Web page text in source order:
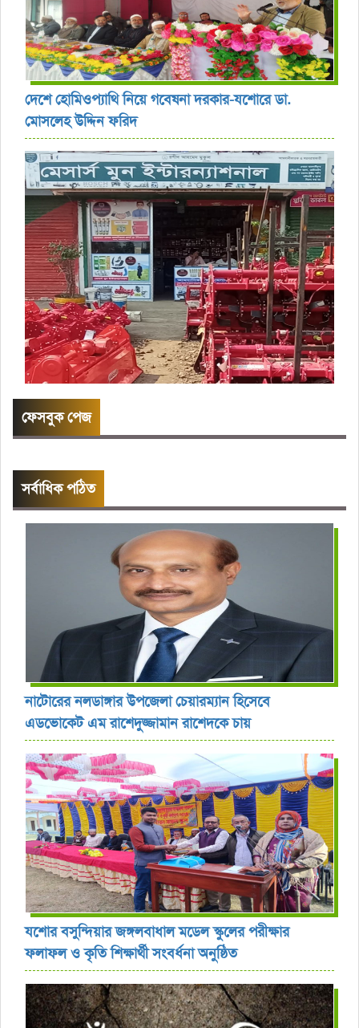
দেশে হোমিওপ্যাথি নিয়ে গবেষনা দরকার-যশোরে ডা.
মোসলেহ উদ্দিন ফরিদ
ফেসবুক পেজ
সর্বাধিক পঠিত
নাটোরের নলডাঙ্গার উপজেলা চেয়ারম্যান হিসেবে
এডভোকেট এম রাশেদুজ্জামান রাশেদকে চায়
যশোর বসুন্দিয়ার জঙ্গলবাধাল মডেল স্কুলের পরীক্ষার
ফলাফল ও কৃতি শিক্ষার্থী সংবর্ধনা অনুষ্ঠিত